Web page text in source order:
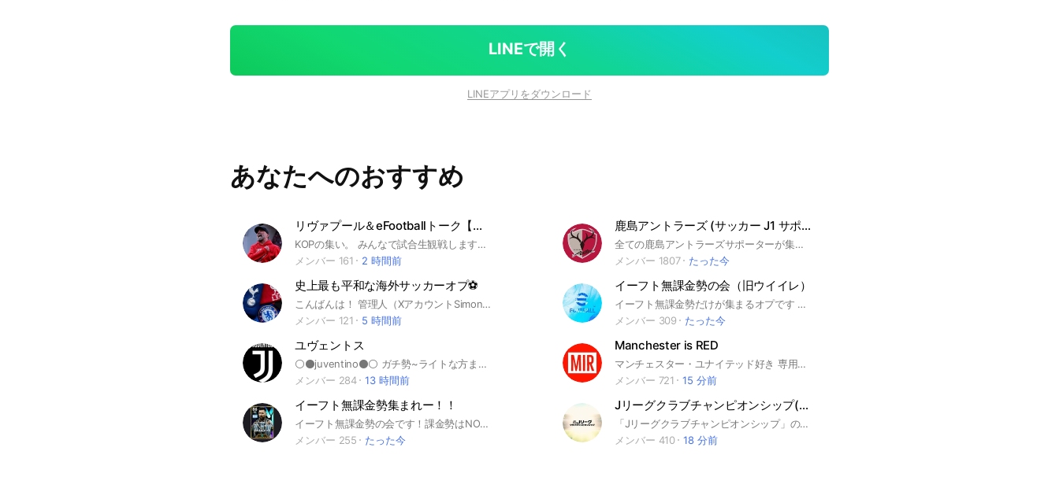
LINEで開く
LINEアプリをダウンロード
あなたへのおすすめ
リヴァプール＆eFootballトーク【他クラブファンお断り】
KOPの集い。 みんなで試合生観戦します。 イーフトやってる方もウェルカムです。
メンバー 161
2 時間前
鹿島アントラーズ (サッカー J1 サポーター 観戦 応援 DAZN 日本代表 ACL )
全ての鹿島アントラーズサポーターが集うサロン (サッカー J1 サポーター 観戦 応援 DAZN 日本代表 ACL )
メンバー 1807
たった今
史上最も平和な海外サッカーオプ⚽
こんばんは！ 管理人（XアカウントSimonHooper_23）です！ ここは海外サッカー専用のオープンチャットです⚽ どこのチームのサポの方でも入ってくれて構いません！ 人数が増えていけばライブトークなどをしながらみんなで観戦できるイベントなども考えています😎 他サポ同士の罵り合いや差別などをした方は速攻強制退会させます🙅 主は別オプでも管理人や副管理人を経験しているため運営には自信がありますので是非安心してご参加ください💪 みなさんで史上最も平和な海外サッカーオプ⚽を作っていきましょう！ プレミアリーグ サッカー トッテナム リヴァプール アーセナル チェルシー ユナイテッド ウエストハム ブライトン ニューカッスル ブレントフォード バーンリー シェーフィールドユナイテッド アストンヴィラ ウルブス ボーンマス フラム エヴァートン クリスタルパレス ルートンタウン ノッティンガムフォレスト レスターシティ バイエルン ライプツィヒ ドルトムント レバークーゼン シュツットガルト フランクフルト インテル ミラン ユヴェントス アタランタ フィオレンティーナ ラツィオ ボローニャ ナポリ レアル バルセロナ アトレティコ アスレチックス ソシエダ バレンシア パリサンジェルマン
メンバー 121
5 時間前
イーフト無課金勢の会（旧ウイイレ）
イーフト無課金勢だけが集まるオプです 無課金の方は是非入ってください！！ みんな優しいから気軽に入ってね 入った時にスカッドを送ってもらうよー ウイイレ時代に課金してた人でイーフト無課金の人も入れないのでご了承ください （宣伝してもいいよ！)
メンバー 309
たった今
ユヴェントス
⚪️⚫️juventino⚫️⚪️ ガチ勢~ライトな方まで🆗 FINO ALLA FINE 健全なグループを目指してます 過激な表現は控えましょう 他のグループの招待は禁止 年齢など関係なくタメ🆗 ルールはしっかり守りましょう。 #forzajuve #finoallafine #ユヴェントス #ユーベ #ユベントス #セリエA #サッカー #Stron9er
メンバー 284
13 時間前
Manchester is RED
マンチェスター・ユナイテッド好き 専用オープンチャット 暴言などはNGの平和なオープンチャット です。 ぜひご参加ください。 #マンチェスター・ユナイテッド #マンチェスター・U #ユナイテッド #MUFC #プレミアリーグ
メンバー 721
15 分前
イーフト無課金勢集まれー！！
イーフト無課金勢の会です！課金勢はNOで、、🙇！！👍☺️ スカッド相談、フレンド対戦、トーナメント大会など！ もちろん雑談も🙆‍♂️ みんなでイーフトを楽しもう❗️ 数ヶ月前に突然蹴られてしまった人達、 あの時は本当にごめんなさい🙇‍♂️ できるだけ再参加許可し直しました！ ぜひ戻って来て〜！！ #e football #イーフットボール #イーフト #フレマ #スカッド
メンバー 255
たった今
Jリーグクラブチャンピオンシップ(Jクラ)⚽️
「Jリーグクラブチャンピオンシップ」の話題を扱うチャットです。チャットは攻略や質問、引いたカード自慢など適当に使ってください。チャット内での煽りや暴言等マナーを守れない人はレッドカードで退場です。楽しくJクラ話で盛り上がりましょう！ あとはみなさんにとって居心地の良い、平和なオプを作りたいので「敬語」を必ずお願いします！
メンバー 410
18 分前